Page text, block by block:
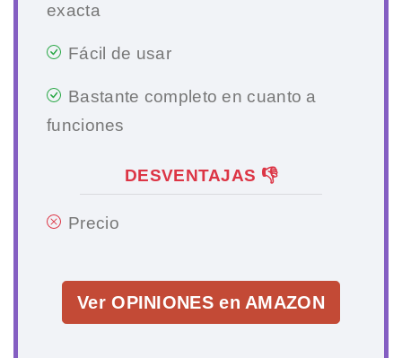
exacta
Fácil de usar
Bastante completo en cuanto a
funciones
DESVENTAJAS 👎
Precio
Ver OPINIONES en AMAZON